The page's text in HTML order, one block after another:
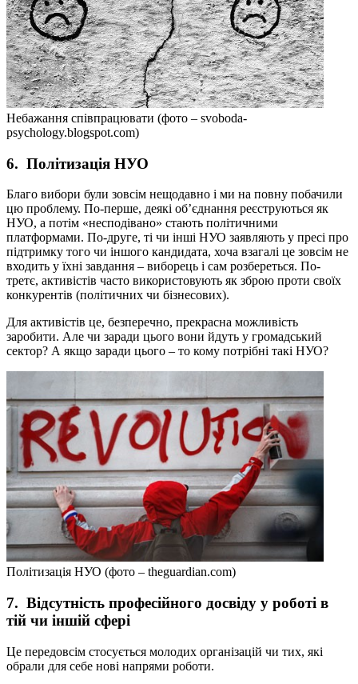
Небажання співпрацювати (фото – svoboda-
psychology.blogspot.com)
6. Політизація НУО
Благо вибори були зовсім нещодавно і ми на повну побачили
цю проблему. По-перше, деякі об’єднання реєструються як
НУО, а потім «несподівано» стають політичними
платформами. По-друге, ті чи інші НУО заявляють у пресі про
підтримку того чи іншого кандидата, хоча взагалі це зовсім не
входить у їхні завдання – виборець і сам розбереться. По-
третє, активістів часто використовують як зброю проти своїх
конкурентів (політичних чи бізнесових).
Для активістів це, безперечно, прекрасна можливість
заробити. Але чи заради цього вони йдуть у громадський
сектор? А якщо заради цього – то кому потрібні такі НУО?
Політизація НУО (фото – theguardian.com)
7. Відсутність професійного досвіду у роботі в
тій чи іншій сфері
Це передовсім стосується молодих організацій чи тих, які
обрали для себе нові напрями роботи.